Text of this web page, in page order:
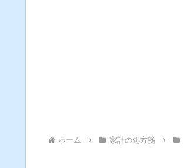
ホーム 家計の処方箋